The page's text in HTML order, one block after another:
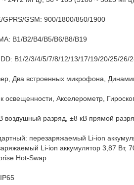
GPRS/GSM: 900/1800/850/1900
B1/B2/B4/B5/B6/B8/B19
B1/2/3/4/5/7/8/12/13/17/19/20/25/26/
Два встроенных микрофона,
освещенности, Акселерометр,
воздушный разряд, ±8 кВ прямой
перезаряжаемый Li-ion
Li-ion аккумулятор 3,87 Вт,
Hot-Swap